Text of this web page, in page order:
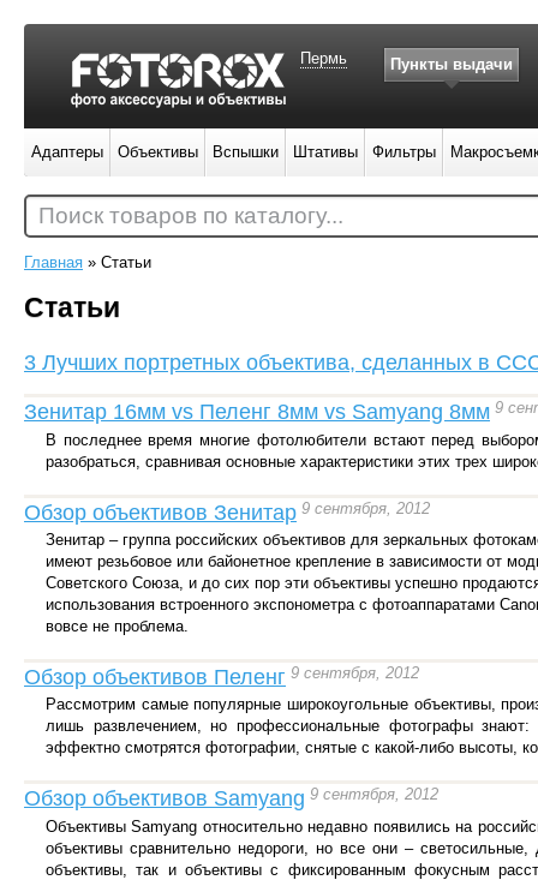
Главная » Статьи
Статьи
3 Лучших портретных объектива, сделанных в
Зенитар 16мм vs Пеленг 8мм vs Samyang 8мм 9
В последнее время многие фотолюбители встают перед
разобраться, сравнивая основные характеристики этих трех
Обзор объективов Зенитар 9 сентября, 2012
Зенитар – группа российских объективов для зеркальных
имеют резьбовое или байонетное крепление в зависимости от
Советского Союза, и до сих пор эти объективы успешно
использования встроенного экспонометра с фотоаппаратами
вовсе не проблема.
Обзор объективов Пеленг 9 сентября, 2012
Рассмотрим самые популярные широкоугольные объективы,
лишь развлечением, но профессиональные фотографы
эффектно смотрятся фотографии, снятые с какой-либо высоты,
Обзор объективов Samyang 9 сентября, 2012
Объективы Samyang относительно недавно появились на
объективы сравнительно недороги, но все они –
объективы, так и объективы с фиксированным фокусным
Пермь Пункты выдачи
Адаптеры Объективы Вспышки Штативы Фильтры
Поиск товаров по каталогу...